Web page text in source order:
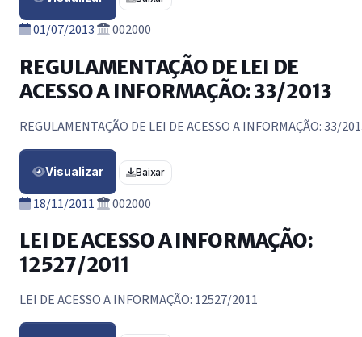
01/07/2013 002000
REGULAMENTAÇÃO DE LEI DE
ACESSO A INFORMAÇÃO: 33/2013
REGULAMENTAÇÃO DE LEI DE ACESSO A INFORMAÇÃO: 33/
Visualizar Baixar
18/11/2011 002000
LEI DE ACESSO A INFORMAÇÃO:
12527/2011
LEI DE ACESSO A INFORMAÇÃO: 12527/2011